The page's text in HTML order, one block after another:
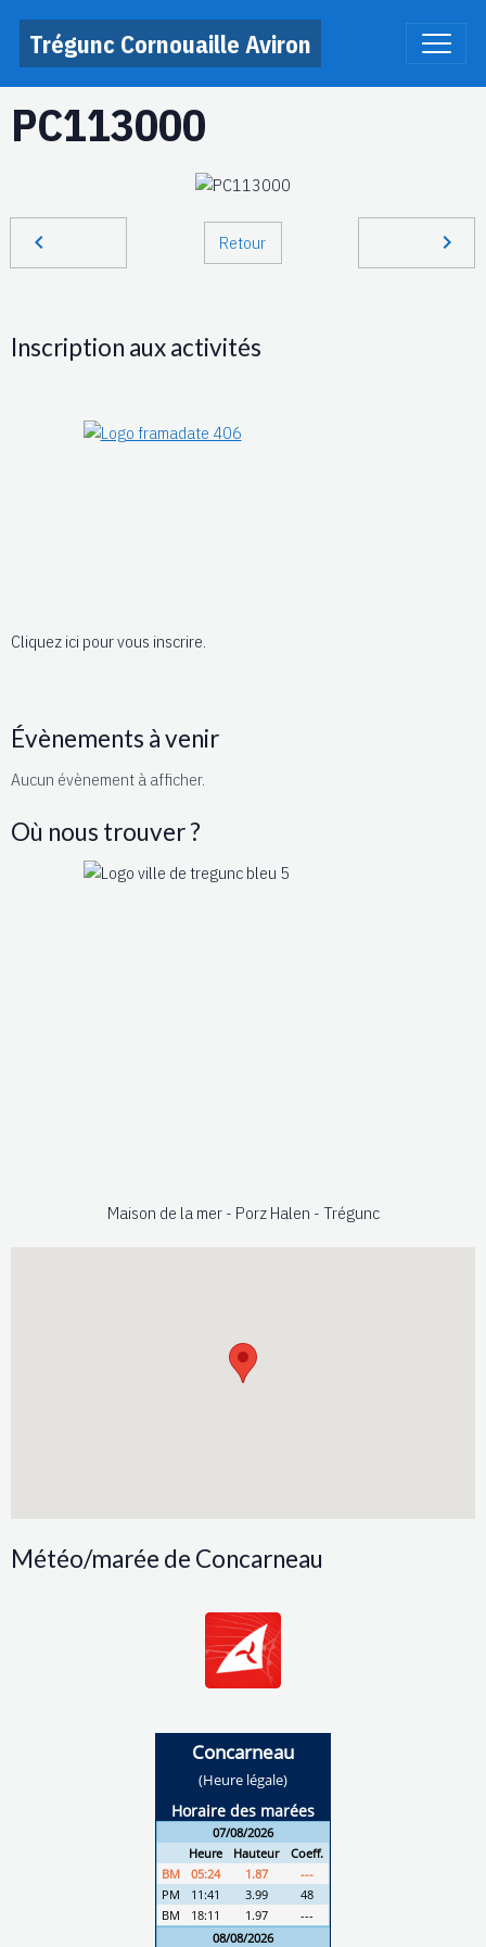
Trégunc Cornouaille Aviron
PC113000
Retour
Inscription aux activités
Cliquez ici pour vous inscrire.
Évènements à venir
Aucun évènement à afficher.
Où nous trouver ?
Maison de la mer - Porz Halen - Trégunc
Météo/marée de Concarneau